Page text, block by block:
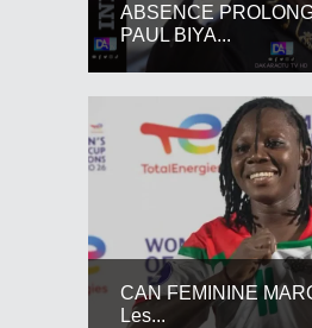
ABSENCE
PAUL BIYA...
CAN FEMININE
Les...